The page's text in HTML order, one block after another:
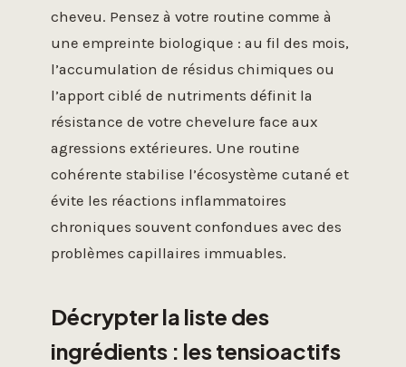
cheveu. Pensez à votre routine comme à
une empreinte biologique : au fil des mois,
l’accumulation de résidus chimiques ou
l’apport ciblé de nutriments définit la
résistance de votre chevelure face aux
agressions extérieures. Une routine
cohérente stabilise l’écosystème cutané et
évite les réactions inflammatoires
chroniques souvent confondues avec des
problèmes capillaires immuables.
Décrypter la liste des
ingrédients : les tensioactifs